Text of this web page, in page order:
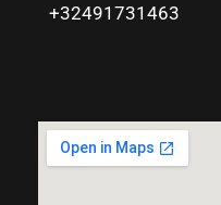
+32491731463